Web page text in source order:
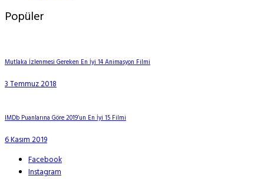
Popüler
Mutlaka İzlenmesi Gereken En İyi 14 Animasyon Filmi
3 Temmuz 2018
IMDb Puanlarına Göre 2019’un En İyi 15 Filmi
6 Kasım 2019
Facebook
Instagram